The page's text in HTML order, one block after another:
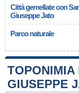
Città gemellate con
Giuseppe Jato
Parco naturale
TOPONIMIA
GIUSEPPE